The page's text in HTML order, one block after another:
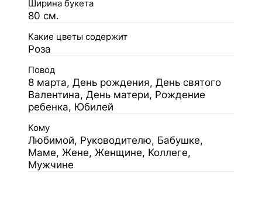
Ширина букета
80 см.
Какие цветы содержит
Роза
Повод
8 марта, День рождения, День святого
Валентина, День матери, Рождение
ребенка, Юбилей
Кому
Любимой, Руководителю, Бабушке,
Маме, Жене, Женщине, Коллеге,
Мужчине